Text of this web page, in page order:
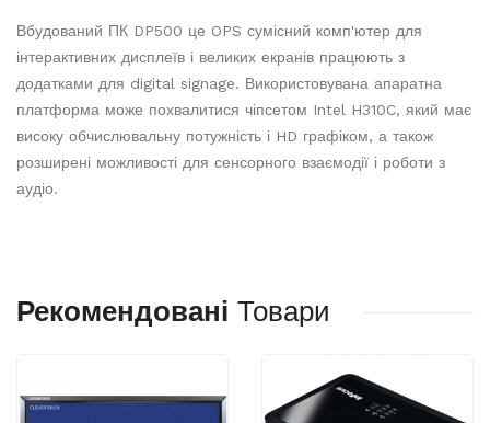
Вбудований ПК DP500 це OPS сумісний комп'ютер для
інтерактивних дисплеїв і великих екранів працюють з
додатками для digital signage. Використовувана апаратна
платформа може похвалитися чіпсетом Intel H310C, який має
високу обчислювальну потужність і HD графіком, а також
розширені можливості для сенсорного взаємодії і роботи з
аудіо.
Рекомендовані Товари